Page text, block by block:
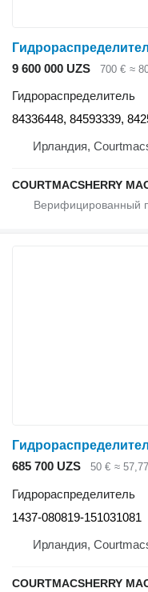
9 600 000 UZS 700 € ≈
Гидрораспределитель
84336448, 84593339,
Ирландия,
COURTMACSHERRY
685 700 UZS 50 € ≈
Гидрораспределитель
1437-080819-151031081
Ирландия,
COURTMACSHERRY